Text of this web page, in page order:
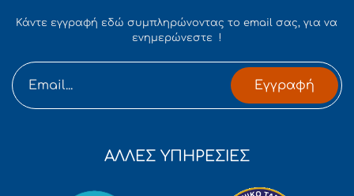
Κάντε εγγραφή εδώ συμπληρώνοντας το email σας, για να
ενημερώνεστε !
Εγγραφή
ΑΛΛΕΣ ΥΠΗΡΕΣΙΕΣ